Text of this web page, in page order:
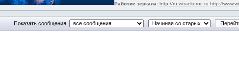
Рабочие зеркала: http://ru.wtrackeroc.ru http://
Показать сообщения: